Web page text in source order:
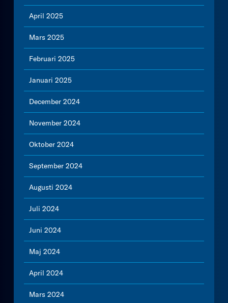
April 2025
Mars 2025
Februari 2025
Januari 2025
December 2024
November 2024
Oktober 2024
September 2024
Augusti 2024
Juli 2024
Juni 2024
Maj 2024
April 2024
Mars 2024